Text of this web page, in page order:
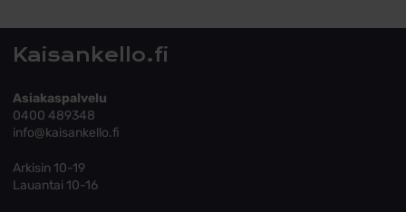
Kaisankello.fi
Asiakaspalvelu
0400 489348
info@kaisankello.fi
Arkisin 10-19
Lauantai 10-16